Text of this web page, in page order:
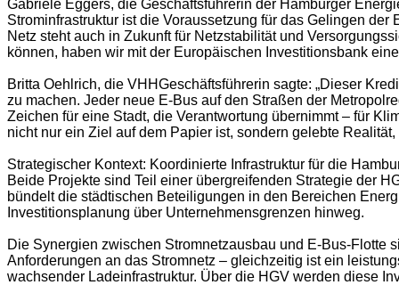
Gabriele Eggers, die Geschäftsführerin der Hamburger
Strominfrastruktur ist die Voraussetzung für das Gelingen
Netz steht auch in Zukunft für Netzstabilität und
können, haben wir mit der Europäischen Investitionsbank
Britta Oehlrich, die VHHGeschäftsführerin sagte: „Dieser
zu machen. Jeder neue E-Bus auf den Straßen der
Zeichen für eine Stadt, die Verantwortung übernimmt – für
nicht nur ein Ziel auf dem Papier ist, sondern gelebte
Strategischer Kontext: Koordinierte Infrastruktur für die
Beide Projekte sind Teil einer übergreifenden Strategie der
bündelt die städtischen Beteiligungen in den Bereichen
Investitionsplanung über Unternehmensgrenzen hinweg.
Die Synergien zwischen Stromnetzausbau und E-Bus-
Anforderungen an das Stromnetz – gleichzeitig ist ein
wachsender Ladeinfrastruktur. Über die HGV werden diese